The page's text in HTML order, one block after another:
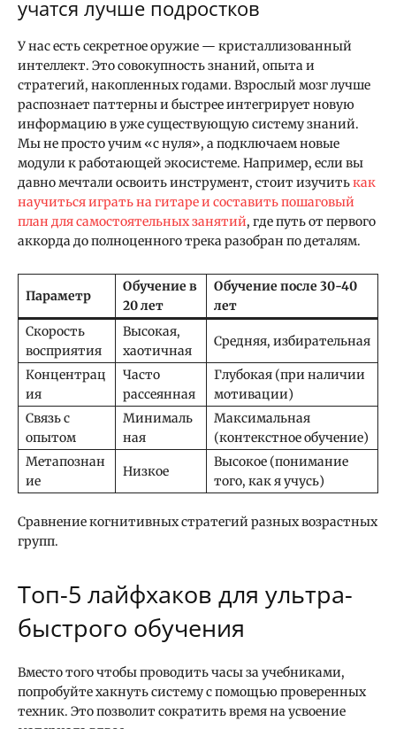
учатся лучше подростков
У нас есть секретное оружие — кристаллизованный
интеллект. Это совокупность знаний, опыта и
стратегий, накопленных годами. Взрослый мозг лучше
распознает паттерны и быстрее интегрирует новую
информацию в уже существующую систему знаний.
Мы не просто учим «с нуля», а подключаем новые
модули к работающей экосистеме. Например, если вы
давно мечтали освоить инструмент, стоит изучитькак
научиться играть на гитаре и составить пошаговый
план для самостоятельных занятий, где путь от первого
аккорда до полноценного трека разобран по деталям.
Параметр
Обучение в
20 лет
Обучение после 30-40
лет
Скорость
восприятия
Высокая,
хаотичная
Средняя, избирательная
Концентрац
ия
Часто
рассеянная
Глубокая (при наличии
мотивации)
Связь с
опытом
Минималь
ная
Максимальная
(контекстное обучение)
Метапознан
ие
Низкое
Высокое (понимание
того, как я учусь)
Сравнение когнитивных стратегий разных возрастных
групп.
Топ-5 лайфхаков для ультра-
быстрого обучения
Вместо того чтобы проводить часы за учебниками,
попробуйте хакнуть систему с помощью проверенных
техник. Это позволит сократить время на усвоение